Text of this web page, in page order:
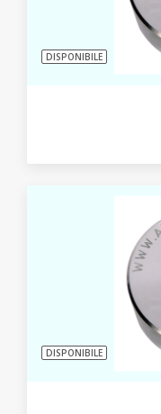
DISPONIBILE
DISPONIBILE